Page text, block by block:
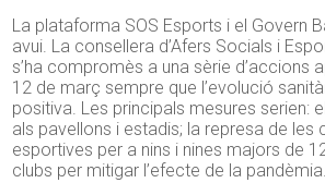
La plataforma SOS Esports i el Govern
avui. La consellera d’Afers Socials i
s’ha compromès a una sèrie d’accions
12 de març sempre que l’evolució
positiva. Les principals mesures serien:
als pavellons i estadis; la represa de les
esportives per a nins i nines majors de
clubs per mitigar l’efecte de la pandèmia.